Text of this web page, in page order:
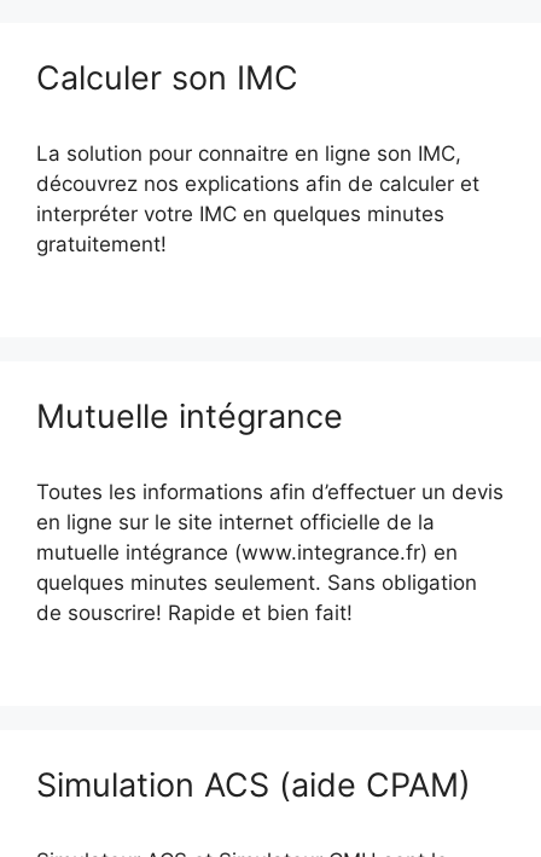
Calculer son IMC
La solution pour connaitre en ligne son IMC,
découvrez nos explications afin de calculer et
interpréter votre IMC en quelques minutes
gratuitement!
Mutuelle intégrance
Toutes les informations afin d’effectuer un devis
en ligne sur le site internet officielle de la
mutuelle intégrance (www.integrance.fr) en
quelques minutes seulement. Sans obligation
de souscrire! Rapide et bien fait!
Simulation ACS (aide CPAM)